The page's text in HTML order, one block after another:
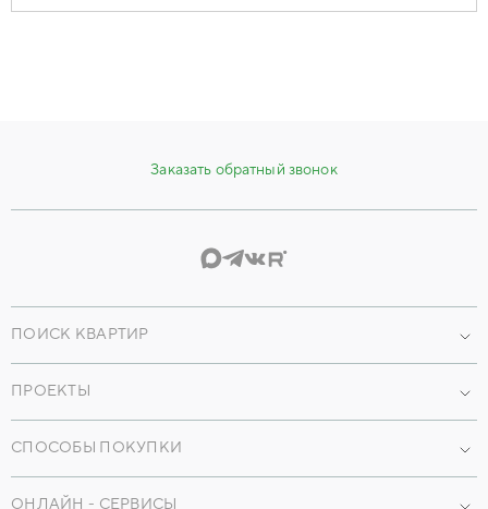
Заказать обратный звонок
ПОИСК КВАРТИР
Машиноместа
Кладовые
ПРОЕКТЫ
СПОСОБЫ ПОКУПКИ
Ипотека
ОНЛАЙН - СЕРВИСЫ